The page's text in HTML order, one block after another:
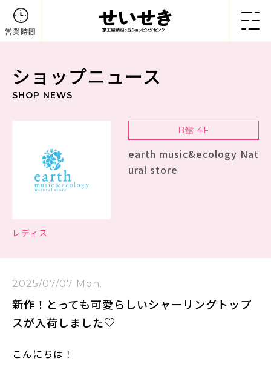
営業時間
ショップニュース
SHOP NEWS
B館 4F
earth music&ecology Nat
ural store
レディス
2025/07/07 Mon.
新作！とっても可愛らしいシャーリングトップ
スが入荷しました♡
こんにちは！